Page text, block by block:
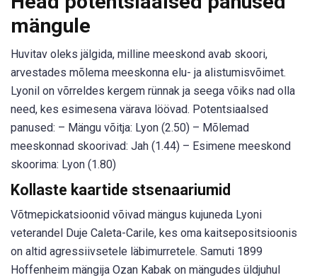
mängule
Huvitav oleks jälgida, milline meeskond avab skoori,
arvestades mõlema meeskonna elu- ja alistumisvõimet.
Lyonil on võrreldes kergem rünnak ja seega võiks nad olla
need, kes esimesena värava löövad. Potentsiaalsed
panused: – Mängu võitja: Lyon (2.50) – Mõlemad
meeskonnad skoorivad: Jah (1.44) – Esimene meeskond
skoorima: Lyon (1.80)
Kollaste kaartide stsenaariumid
Võtmepickatsioonid võivad mängus kujuneda Lyoni
veterandel Duje Caleta-Carile, kes oma kaitsepositsioonis
on altid agressiivsetele läbimurretele. Samuti 1899
Hoffenheim mängija Ozan Kabak on mängudes üldjuhul